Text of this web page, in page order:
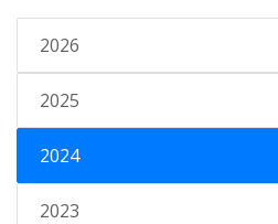
2026
2025
2024
2023